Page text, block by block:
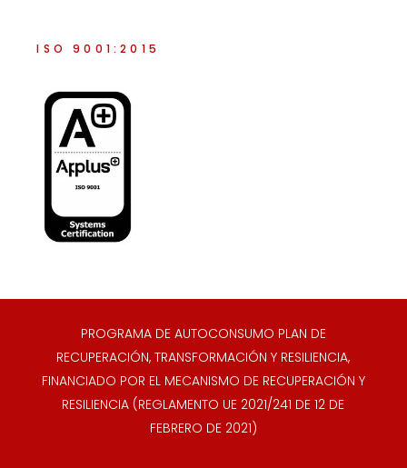
ISO 9001:2015
PROGRAMA DE AUTOCONSUMO PLAN DE
RECUPERACIÓN, TRANSFORMACIÓN Y RESILIENCIA,
FINANCIADO POR EL MECANISMO DE RECUPERACIÓN Y
RESILIENCIA (REGLAMENTO UE 2021/241 DE 12 DE
FEBRERO DE 2021)